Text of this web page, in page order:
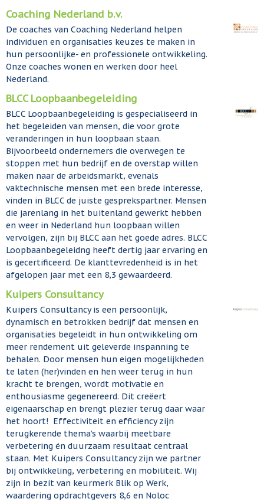
Coaching Nederland b.v.
De coaches van Coaching Nederland helpen
individuen en organisaties keuzes te maken in
hun persoonlijke- en professionele ontwikkeling.
Onze coaches wonen en werken door heel
Nederland.
BLCC Loopbaanbegeleiding
BLCC Loopbaanbegeleiding is gespecialiseerd in
het begeleiden van mensen, die voor grote
veranderingen in hun loopbaan staan.
Bijvoorbeeld ondernemers die overwegen te
stoppen met hun bedrijf en de overstap willen
maken naar de arbeidsmarkt, evenals
vaktechnische mensen met een brede interesse,
vinden in BLCC de juiste gesprekspartner. Mensen
die jarenlang in het buitenland gewerkt hebben
en weer in Nederland hun loopbaan willen
vervolgen, zijn bij BLCC aan het goede adres. BLCC
Loopbaanbegeleidng heeft dertig jaar ervaring en
is gecertificeerd. De klanttevredenheid is in het
afgelopen jaar met een 8,3 gewaardeerd.
Kuipers Consultancy
Kuipers Consultancy is een persoonlijk,
dynamisch en betrokken bedrijf dat mensen en
organisaties begeleidt in hun ontwikkeling om
meer rendement uit geleverde inspanning te
behalen. Door mensen hun eigen mogelijkheden
te laten (her)vinden en hen weer terug in hun
kracht te brengen, wordt motivatie en
enthousiasme gegenereerd. Dit creëert
eigenaarschap en brengt plezier terug daar waar
het hoort! Effectiviteit en efficiency zijn
terugkerende thema’s waarbij meetbare
verbetering én duurzaam resultaat centraal
staan. Met Kuipers Consultancy zijn we partner
bij ontwikkeling, verbetering en mobiliteit. Wij
zijn in bezit van keurmerk Blik op Werk,
waardering opdrachtgevers 8,6 en Noloc